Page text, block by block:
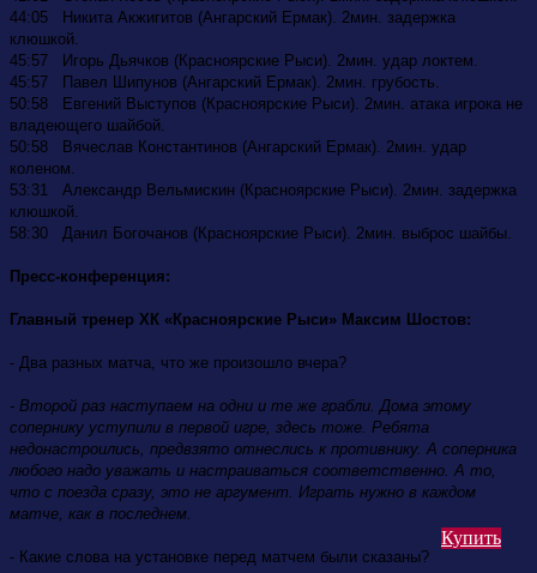
44:05 Никита Акжигитов (Ангарский Ермак). 2мин. задержка
клюшкой.
45:57 Игорь Дьячков (Красноярские Рыси). 2мин. удар локтем.
45:57 Павел Шипунов (Ангарский Ермак). 2мин. грубость.
50:58 Евгений Выступов (Красноярские Рыси). 2мин. атака игрока не
владеющего шайбой.
50:58 Вячеслав Константинов (Ангарский Ермак). 2мин. удар
коленом.
53:31 Александр Вельмискин (Красноярские Рыси). 2мин. задержка
клюшкой.
58:30 Данил Богочанов (Красноярские Рыси). 2мин. выброс шайбы.
Пресс-конференция:
Главный тренер ХК «Красноярские Рыси» Максим Шостов:
- Два разных матча, что же произошло вчера?
- Второй раз наступаем на одни и те же грабли. Дома этому
сопернику уступили в первой игре, здесь тоже. Ребята
недонастроились, предвзято отнеслись к противнику. А соперника
любого надо уважать и настраиваться соответственно. А то,
что с поезда сразу, это не аргумент. Играть нужно в каждом
матче, как в последнем.
- Какие слова на установке перед матчем были сказаны?
Купить